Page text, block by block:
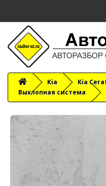
Kia
Kia
Выхлопная система